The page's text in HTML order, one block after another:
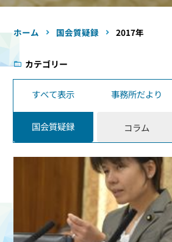
ホーム 国会質疑録 2017年
カテゴリー
すべて表示 事務所だより
国会質疑録 コラム